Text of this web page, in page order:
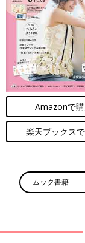
Amazonで
楽天ブックス
ムック書籍